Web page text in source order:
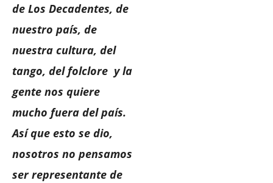
de Los Decadentes, de
nuestro país, de
nuestra cultura, del
tango, del folclore y la
gente nos quiere
mucho fuera del país.
Así que esto se dio,
nosotros no pensamos
ser representante de